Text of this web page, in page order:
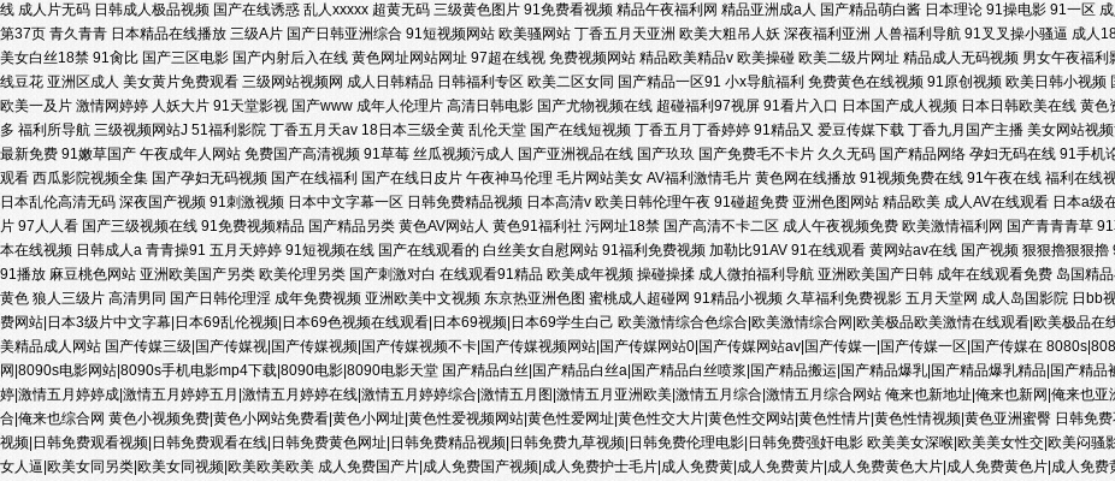
社区 操逼免费Au视频 91从后入 日韩午夜高清无码 国内肏屄 91亚洲资源站 在线国内精品 日本深夜激情网址 精品国产91久久 99福利在线视频 91VA久久 日本少
观看 五月香av 日本AⅤ 加勒比东京热伊人 超碰福利所导航 91日本丝袜 一级片麻豆久久 青青草福利微拍 国产精品四五六七区
线 成人片无码 日韩成人极品视频 国产在线诱惑 乱人xxxxx 超黄无码 三级黄色图片 91免费看视频 精品午夜福利网 精品亚洲成a人 国产精品萌白酱 日本理论 91操电影 91一区
第37页 青久青青 日本精品在线播放 三级A片 国产日韩亚洲综合 91短视频网站 欧美骚网站 丁香五月天亚洲 欧美大粗吊人妖 深夜福利亚洲 人兽福利导航 91叉叉操小骚逼 成人
美女白丝18禁 91肏比 国产三区电影 国产内射后入在线 黄色网址网站网址 97超在线视 免费视频网站 精品欧美精品v 欧美操碰 欧美二级片网址 精品成人无码视频 男女午夜福利
线豆花 亚洲区成人 美女黄片免费观看 三级网站视频网 成人日韩精品 日韩福利专区 欧美二区女同 国产精品一区91 小x导航福利 免费黄色在线视频 91原创视频 欧美日韩小视频
欧美一及片 激情网婷婷 人妖大片 91天堂影视 国产www 成年人伦理片 高清日韩电影 国产尤物视频在线 超碰福利97视屏 91看片入口 日本国产成人视频 日本日韩欧美在线 黄色
多 福利所导航 三级视频网站J 51福利影院 丁香五月天av 18日本三级全黄 乱伦天堂 国产在线短视频 丁香五月丁香婷婷 91精品又 爱豆传媒下载 丁香九月国产主播 美女网站视
最新免费 91嫩草国产 午夜成年人网站 免费国产高清视频 91草莓 丝瓜视频污成人 国产亚洲视品在线 国产玖玖 国产免费毛不卡片 久久无码 国产精品网络 孕妇无码在线 91手机
观看 西瓜影院视频全集 国产孕妇无码视频 国产在线福利 国产在线日皮片 午夜神马伦理 毛片网站美女 AV福利激情毛片 黄色网在线播放 91视频免费在线 91午夜在线 福利在线
日本乱伦高清无码 深夜国产视频 91刺激视频 日本中文字幕一区 日韩免费精品视频 日本高清v 欧美日韩伦理午夜 91碰超免费 亚洲色图网站 精品欧美 成人AV在线观看 日本a级
片 97人人看 国产三级视频在线 91免费视频精品 国产精品另类 黄色AV网站人 黄色91福利社 污网址18禁 国产高清不卡二区 成人午夜视频免费 欧美激情福利网 国产青青青草
本在线视频 日韩成人a 青青操91 五月天婷婷 91短视频在线 国产在线观看的 白丝美女自慰网站 91福利免费视频 加勒比91AV 91在线观看 黄网站av在线 国产视频 狠狠擼狠狠擼
91播放 麻豆桃色网站 亚洲欧美国产另类 欧美伦理另类 国产刺激对白 在线观看91精品 欧美成年视频 操碰操揉 成人微拍福利导航 亚洲欧美国产日韩 成年在线观看免费 岛国精
黄色 狼人三级片 高清男同 国产日韩伦理淫 成年免费视频 亚洲欧美中文视频 东京热亚洲色图 蜜桃成人超碰网 91精品小视频 久草福利免费视影 五月天堂网 成人岛国影院 日bb
费网站|日本3级片中文字幕|日本69乱伦视频|日本69色视频在线观看|日本69视频|日本69学生白己 欧美激情综合色综合|欧美激情综合网|欧美极品欧美激情在线观看|欧美极品
美精品成人网站 国产传媒三级|国产传媒视|国产传媒视频|国产传媒视频不卡|国产传媒视频网站|国产传媒网站0|国产传媒网站av|国产传媒一|国产传媒一区|国产传媒在
网|8090s电影网站|8090s手机电影mp4下载|8090电影|8090电影天堂 国产精品白丝|国产精品白丝a|国产精品白丝喷浆|国产精品搬运|国产精品爆乳|国产精品爆乳精品|国产精
婷|激情五月婷婷成|激情五月婷婷五月|激情五月婷婷在线|激情五月婷婷综合|激情五月图|激情五月亚洲欧美|激情五月综合|激情五月综合网站 俺来也新地址|俺来也新网|俺来也
合|俺来也综合网 黄色小视频免费|黄色小网站免费看|黄色小网址|黄色性爱视频网站|黄色性爱网址|黄色性交大片|黄色性交网站|黄色性情片|黄色性情视频|黄色亚洲蜜臀 日韩免
视频|日韩免费观看视频|日韩免费观看在线|日韩免费黄色网址|日韩免费精品视频|日韩免费九草视频|日韩免费伦理电影|日韩免费强奸电影 欧美美女深喉|欧美美女性交|欧美闷骚
女人逼|欧美女同另类|欧美女同视频|欧美欧美欧美 成人免费国产片|成人免费国产视频|成人免费护士毛片|成人免费黄|成人免费黄片|成人免费黄色大片|成人免费黄色片|成人免